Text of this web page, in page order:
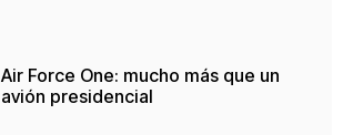
Air Force One: mucho más que un
avión presidencial